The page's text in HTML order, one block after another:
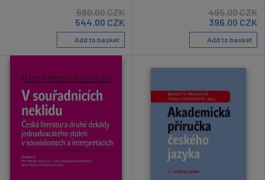
680.00CZK
544.00 CZK
Add to basket
495.00CZK
396.00 CZK
Add to basket